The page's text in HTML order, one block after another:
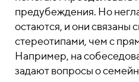
предубеждения. Но
остаются, и они связаны
стереотипами, чем с
Например, на
задают вопросы о